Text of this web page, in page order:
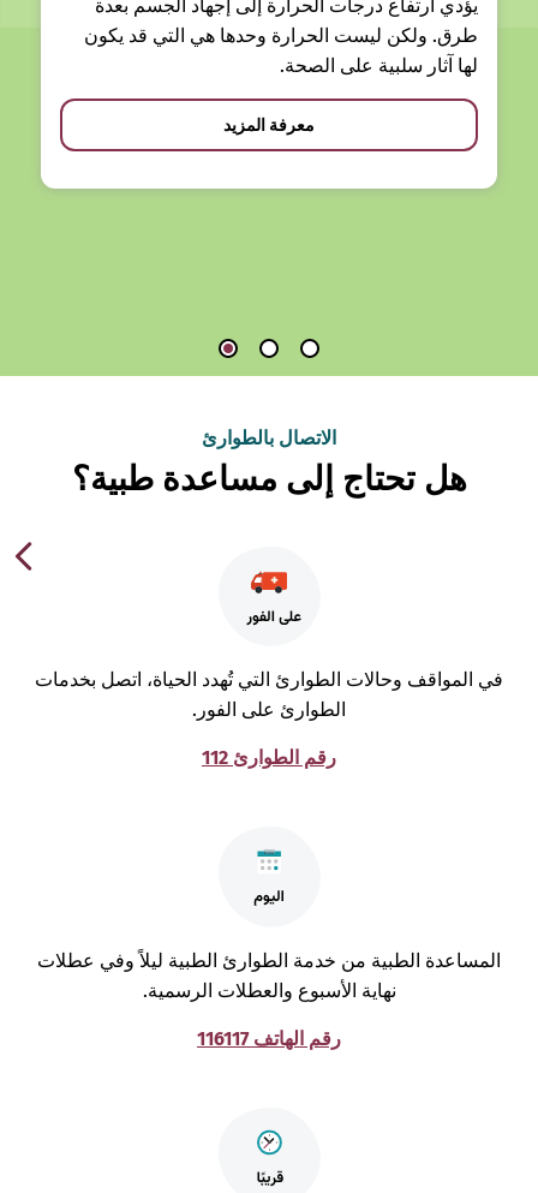
يؤدي ارتفاع درجات الحرارة إلى إجهاد الجسم بعدة
طرق. ولكن ليست الحرارة وحدها هي التي قد يكون
لها آثار سلبية على الصحة.
معرفة المزيد
الاتصال بالطوارئ
هل تحتاج إلى مساعدة طبية؟
المواقف وحالات الطوارئ التي تُهدد الحياة، اتصل بخدمات
الطوارئ على الفور.
رقم الطوارئ 112
الطبية من خدمة الطوارئ الطبية ليلاً وفي عطلات
نهاية الأسبوع والعطلات الرسمية.
رقم الهاتف 116117